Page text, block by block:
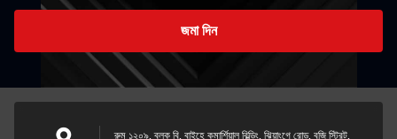
জমা দিন
রুম ১২০৯, ব্লক বি, বাইহে কমার্শিয়াল বিল্ডিং, ঝিয়াংগে রোড, বুজি স্ট্রিট,